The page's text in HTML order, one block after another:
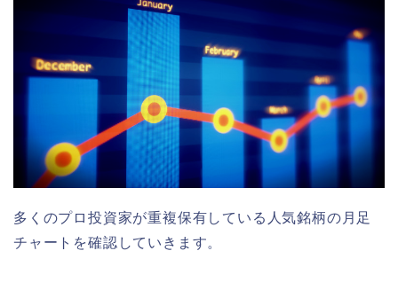
多くのプロ投資家が重複保有している人気銘柄の月足
チャートを確認していきます。